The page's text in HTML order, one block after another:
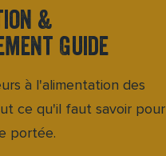
&
Guide
à l'alimentation des
ce qu'il faut savoir pour
portée.